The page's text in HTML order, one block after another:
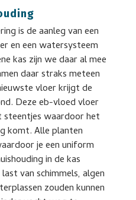
is de aanleg van een
en een watersysteem
kas zijn we daar al mee
daar straks meteen
vloer krijgt de
Deze eb-vloed vloer
waardoor het
komt. Alle planten
je een uniform
in de kas
van schimmels, algen
zouden kunnen